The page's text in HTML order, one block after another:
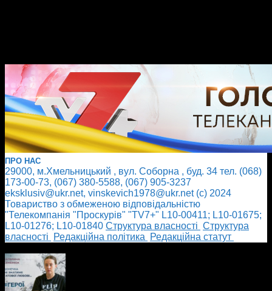
ПРО НАС
29000, м.Хмельницький , вул. Соборна , буд. 34 тел. (068)
173-00-73, (067) 380-5588, (067) 905-3237
eksklusiv@ukr.net, vinskevich1978@ukr.net (с) 2024
Товариство з обмеженою відповідальністю
"Телекомпанія "Проскурів" "TV7+" L10-00411; L10-01675;
L10-01276; L10-01840 Cтруктура власності Cтруктура
власності
Редакційна політика
Редакційна статут